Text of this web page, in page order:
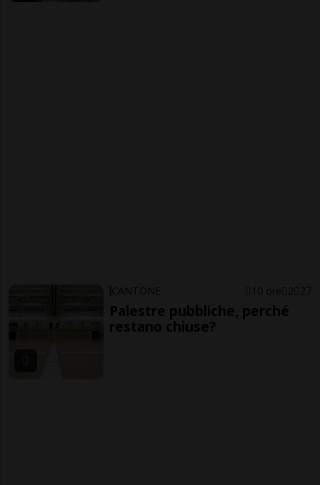
CANTONE 10 ore 2 27
Palestre pubbliche, perché
restano chiuse?